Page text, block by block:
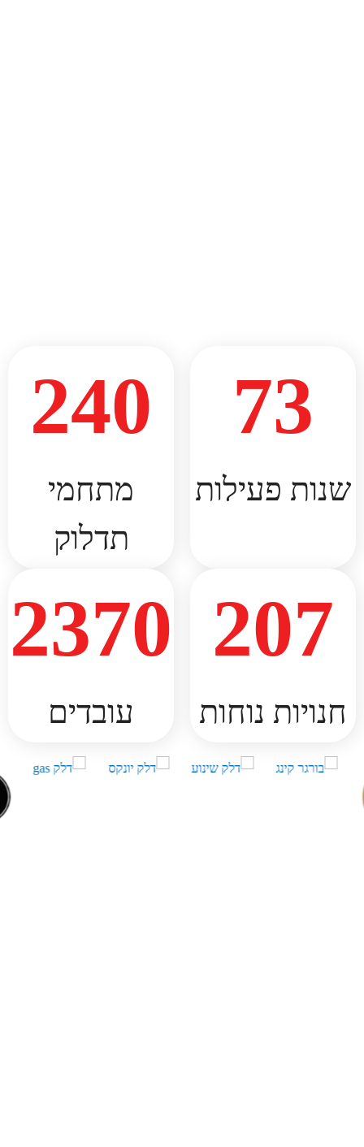
73
שנות פעילות​
240
מתחמי
תדלוק​
207
חנויות נוחות​
2370
עובדים​